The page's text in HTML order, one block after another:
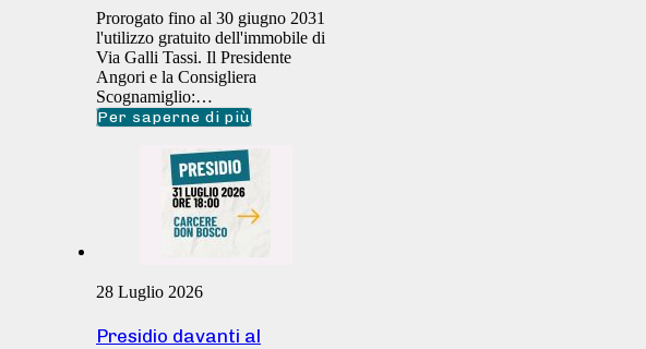
Prorogato fino al 30 giugno 2031
l'utilizzo gratuito dell'immobile di
Via Galli Tassi. Il Presidente
Angori e la Consigliera
Scognamiglio:…
Per saperne di più
28 Luglio 2026
Presidio davanti al